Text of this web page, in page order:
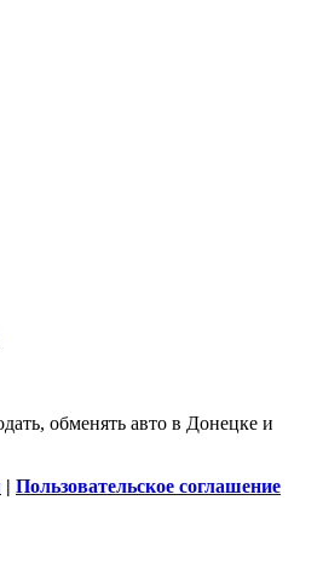
обменять авто в Донецке и
| Пользовательское соглашение